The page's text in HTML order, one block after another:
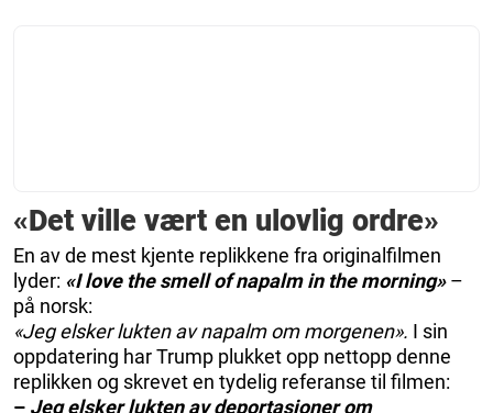
«Det ville vært en ulovlig ordre»
En av de mest kjente replikkene fra originalfilmen
lyder: «I love the smell of napalm in the morning» –
på norsk:
«Jeg elsker lukten av napalm om morgenen». I sin
oppdatering har Trump plukket opp nettopp denne
replikken og skrevet en tydelig referanse til filmen:
– Jeg elsker lukten av deportasjoner om